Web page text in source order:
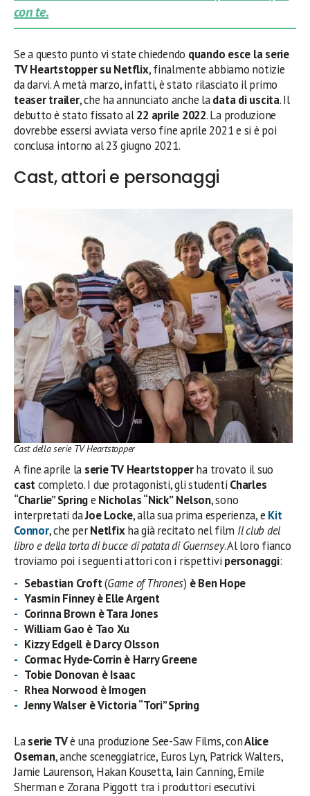
con te.
Se a questo punto vi state chiedendo quando esce la serie
TV Heartstopper su Netflix, finalmente abbiamo notizie
da darvi. A metà marzo, infatti, è stato rilasciato il primo
teaser trailer, che ha annunciato anche ladata di uscita. Il
debutto è stato fissato al22 aprile 2022. La produzione
dovrebbe essersi avviata verso fine aprile 2021 e si è poi
conclusa intorno al 23 giugno 2021.
Cast, attori e personaggi
Cast della serie TV Heartstopper
A fine aprile la serie TV Heartstopperha trovato il suo
castcompleto. I due protagonisti, gli studenti Charles
“Charlie” Springe Nicholas “Nick”Nelson, sono
interpretati daJoe Locke, alla sua prima esperienza, e Kit
Connor, che perNetlfixha già recitato nel film Il club del
libro e della torta di bucce di patata di Guernsey. Al loro fianco
troviamo poi i seguenti attori con i rispettivi personaggi:
Sebastian Croft(Game of Thrones) è Ben Hope
Yasmin Finney è Elle Argent
Corinna Brown è Tara Jones
William Gao è Tao Xu
Kizzy Edgell è Darcy Olsson
Cormac Hyde-Corrin è Harry Greene
Tobie Donovan è Isaac
Rhea Norwood è Imogen
Jenny Walser è Victoria “Tori” Spring
Laserie TVè una produzione See-Saw Films, conAlice
Oseman, anche sceneggiatrice, Euros Lyn, Patrick Walters,
Jamie Laurenson, Hakan Kousetta, Iain Canning, Emile
Sherman e Zorana Piggott tra i produttori esecutivi.